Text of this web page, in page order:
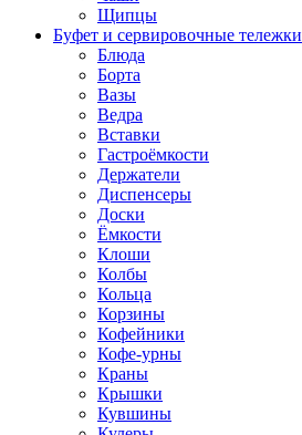
Щипцы
Буфет и сервировочные тележки
Блюда
Борта
Вазы
Ведра
Вставки
Гастроёмкости
Держатели
Диспенсеры
Доски
Ёмкости
Клоши
Колбы
Кольца
Корзины
Кофейники
Кофе-урны
Краны
Крышки
Кувшины